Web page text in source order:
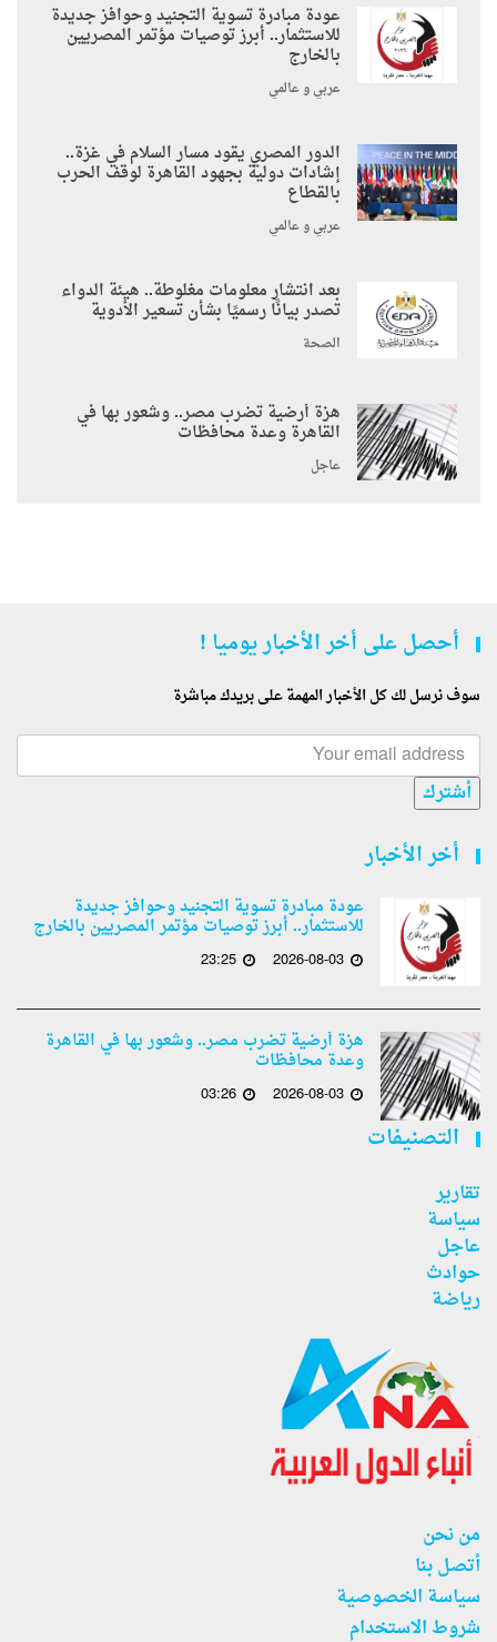
عودة مبادرة تسوية التجنيد وحوافز جديدة
للاستثمار.. أبرز توصيات مؤتمر المصريين
بالخارج
عربي و عالمي
الدور المصري يقود مسار السلام في غزة..
إشادات دولية بجهود القاهرة لوقف الحرب
بالقطاع
عربي و عالمي
بعد انتشار معلومات مغلوطة.. هيئة الدواء
تصدر بيانًا رسميًا بشأن تسعير الأدوية
الصحة
هزة أرضية تضرب مصر.. وشعور بها في
القاهرة وعدة محافظات
عاجل
أحصل على أخر الأخبار يوميا !
سوف نرسل لك كل الأخبار المهمة على بريدك مباشرة
أشترك
أخر الأخبار
عودة مبادرة تسوية التجنيد وحوافز جديدة
للاستثمار.. أبرز توصيات مؤتمر المصريين بالخارج
2026-08-03
23:25
هزة أرضية تضرب مصر.. وشعور بها في القاهرة
وعدة محافظات
2026-08-03
03:26
التصنيفات
تقارير
سياسة
عاجل
حوادث
رياضة
من نحن
أتصل بنا
سياسة الخصوصية
شروط الاستخدام